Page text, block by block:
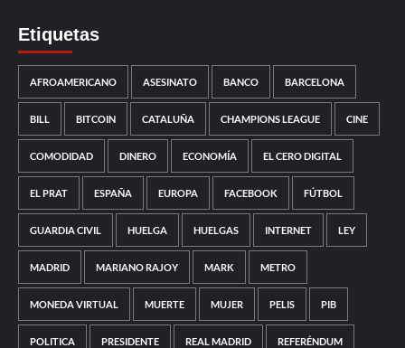
Etiquetas
AFROAMERICANO ASESINATO BANCO BARCELONA
BILL BITCOIN CATALUÑA CHAMPIONS LEAGUE CINE
COMODIDAD DINERO ECONOMÍA EL CERO DIGITAL
EL PRAT ESPAÑA EUROPA FACEBOOK FÚTBOL
GUARDIA CIVIL HUELGA HUELGAS INTERNET LEY
MADRID MARIANO RAJOY MARK METRO
MONEDA VIRTUAL MUERTE MUJER PELIS PIB
POLITICA PRESIDENTE REAL MADRID REFERÉNDUM